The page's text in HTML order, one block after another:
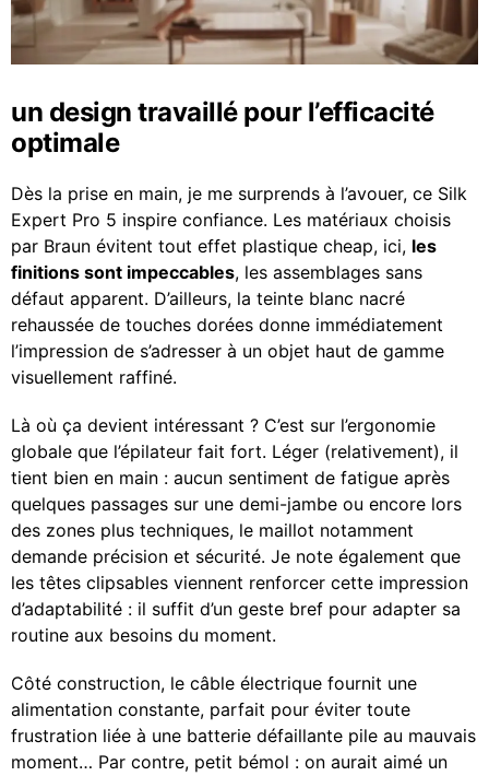
un design travaillé pour l’efficacité
optimale
Dès la prise en main, je me surprends à l’avouer, ce Silk
Expert Pro 5 inspire confiance. Les matériaux choisis
par Braun évitent tout effet plastique cheap, ici, les
finitions sont impeccables, les assemblages sans
défaut apparent. D’ailleurs, la teinte blanc nacré
rehaussée de touches dorées donne immédiatement
l’impression de s’adresser à un objet haut de gamme
visuellement raffiné.
Là où ça devient intéressant ? C’est sur l’ergonomie
globale que l’épilateur fait fort. Léger (relativement), il
tient bien en main : aucun sentiment de fatigue après
quelques passages sur une demi-jambe ou encore lors
des zones plus techniques, le maillot notamment
demande précision et sécurité. Je note également que
les têtes clipsables viennent renforcer cette impression
d’adaptabilité : il suffit d’un geste bref pour adapter sa
routine aux besoins du moment.
Côté construction, le câble électrique fournit une
alimentation constante, parfait pour éviter toute
frustration liée à une batterie défaillante pile au mauvais
moment… Par contre, petit bémol : on aurait aimé un